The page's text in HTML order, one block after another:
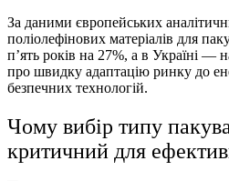
За даними європейських
поліолефінових матеріалів для
п’ять років на 27%, а в Україні —
про швидку адаптацію ринку до
безпечних технологій.
Чому вибір типу
критичний для